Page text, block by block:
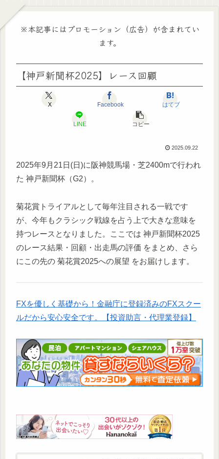
※本記事にはプロモーション（広告）が含まれてい
ます。
【神戸新聞杯2025】レース回顧
X Facebook はてブ
LINE コピー
2025.09.22
2025年9月21日(日)に阪神競馬場・芝2400mで行われ
た 神戸新聞杯（G2）。
菊花賞トライアルとして毎年注目される一戦です
が、今年もクラシック戦線を占う上で大きな意味を
持つレースとなりました。ここでは 神戸新聞杯2025
のレース結果・回顧・出走馬の評価 をまとめ、さら
にこの先の 菊花賞2025への展望 をお届けします。
FXを優しく基礎から！金融庁に登録済みのFXスクー
ルだから安心安全です。【投資助言・代理業登録】